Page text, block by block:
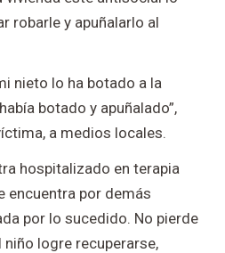
robarle y apuñalarlo al
nieto lo ha botado a la
botado y apuñalado”,
a medios locales.
hospitalizado en terapia
encuentra por demás
por lo sucedido. No pierde
niño logre recuperarse,